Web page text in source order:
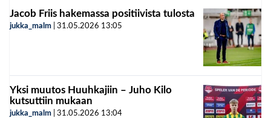
Jacob Friis hakemassa positiivista tulosta
jukka_malm 31.05.2026 13:05
Yksi muutos Huuhkajiin – Juho Kilo
kutsuttiin mukaan
jukka_malm 31.05.2026 13:04